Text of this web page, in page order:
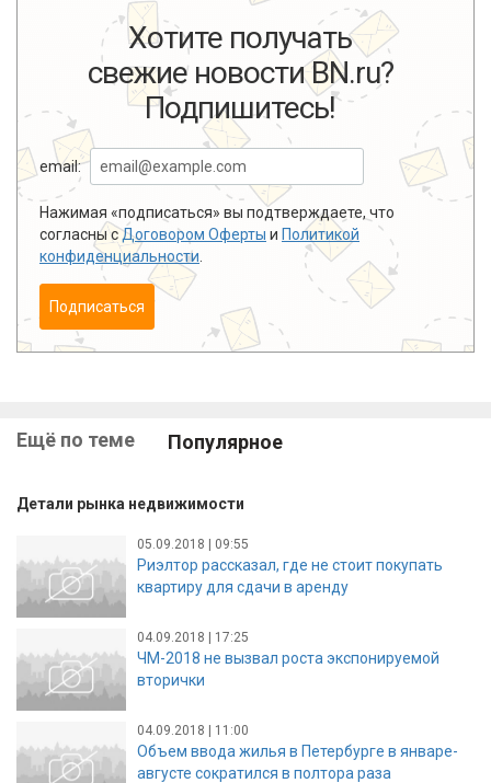
Хотите получать
свежие новости BN.ru?
Подпишитесь!
email:
Нажимая «подписаться» вы подтверждаете, что
согласны сДоговором Оферты и Политикой
конфиденциальности
Подписаться
Ещё по теме Популярное
Детали рынка недвижимости
05.09.2018 | 09:55
Риэлтор рассказал, где не стоит покупать
квартиру для сдачи в аренду
04.09.2018 | 17:25
ЧМ-2018 не вызвал роста экспонируемой
вторички
04.09.2018 | 11:00
Объем ввода жилья в Петербурге в январе-
августе сократился в полтора раза